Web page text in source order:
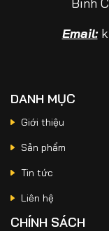
Email:
DANH MỤC
Giới thiệu
Sản phẩm
Tin tức
Liên hệ
CHÍNH SÁCH
So
Seal
Trong